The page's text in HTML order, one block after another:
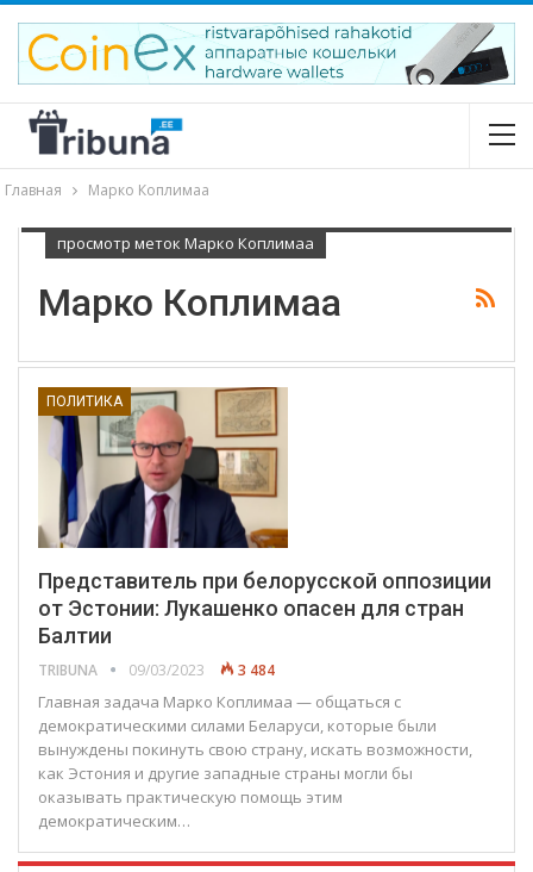
Главная Марко Коплимаа
просмотр меток Марко Коплимаа
Марко Коплимаа
ПОЛИТИКА
Представитель при белорусской оппозиции
от Эстонии: Лукашенко опасен для стран
Балтии
TRIBUNA 09/03/2023 3 484
Главная задача Марко Коплимаа — общаться с
демократическими силами Беларуси, которые были
вынуждены покинуть свою страну, искать возможности,
как Эстония и другие западные страны могли бы
оказывать практическую помощь этим
демократическим…